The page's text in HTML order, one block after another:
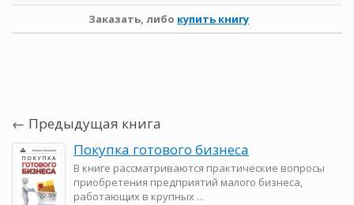
Заказать, либо купить книгу
← Предыдущая книга
Покупка готового бизнеса
В книге рассматриваются практические вопросы
приобретения предприятий малого бизнеса,
работающих в крупных ...